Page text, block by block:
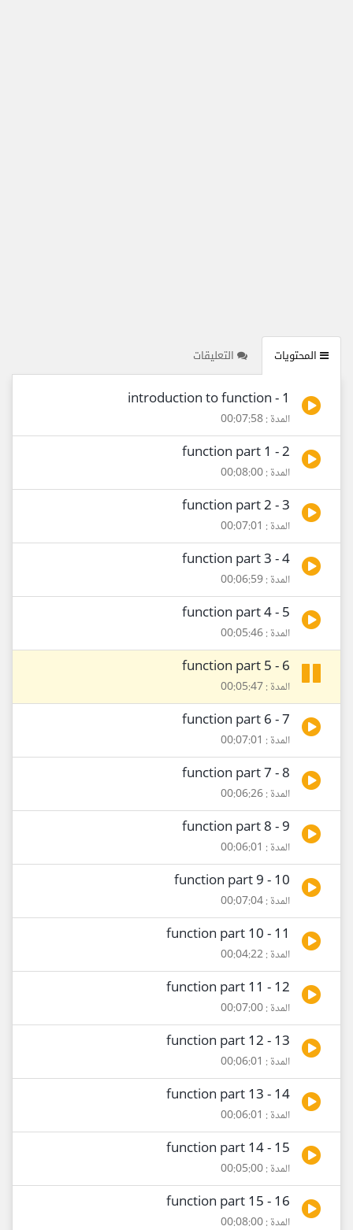
المحتويات التعليقات
1 - introduction to function
المدة : 00:07:58
2 - function part 1
المدة : 00:08:00
3 - function part 2
المدة : 00:07:01
4 - function part 3
المدة : 00:06:59
5 - function part 4
المدة : 00:05:46
6 - function part 5
المدة : 00:05:47
7 - function part 6
المدة : 00:07:01
8 - function part 7
المدة : 00:06:26
9 - function part 8
المدة : 00:06:01
10 - function part 9
المدة : 00:07:04
11 - function part 10
المدة : 00:04:22
12 - function part 11
المدة : 00:07:00
13 - function part 12
المدة : 00:06:01
14 - function part 13
المدة : 00:06:01
15 - function part 14
المدة : 00:05:00
16 - function part 15
المدة : 00:08:00